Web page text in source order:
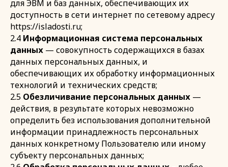
для ЭВМ и баз данных, обеспечивающих их
доступность в сети интернет по сетевому адресу
https://isladosti.ru;
2.4 Информационная система персональных
данных — совокупность содержащихся в базах
данных персональных данных, и
обеспечивающих их обработку информационных
технологий и технических средств;
2.5 Обезличивание персональных данных —
действия, в результате которых невозможно
определить без использования дополнительной
информации принадлежность персональных
данных конкретному Пользователю или иному
субъекту персональных данных;